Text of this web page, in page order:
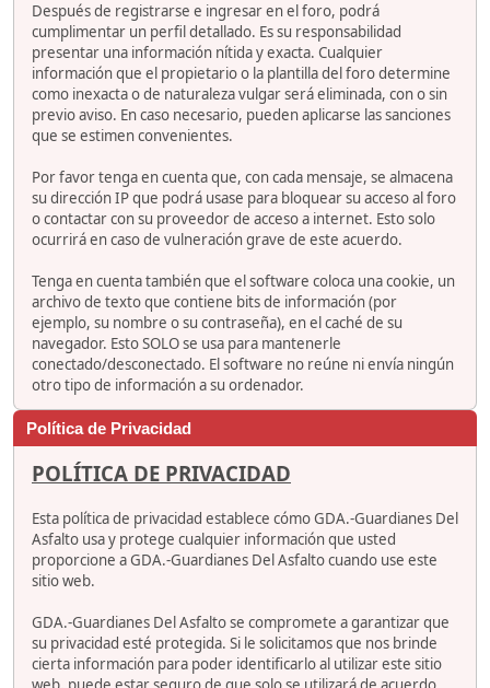
Después de registrarse e ingresar en el foro, podrá
cumplimentar un perfil detallado. Es su responsabilidad
presentar una información nítida y exacta. Cualquier
información que el propietario o la plantilla del foro determine
como inexacta o de naturaleza vulgar será eliminada, con o sin
previo aviso. En caso necesario, pueden aplicarse las sanciones
que se estimen convenientes.
Por favor tenga en cuenta que, con cada mensaje, se almacena
su dirección IP que podrá usase para bloquear su acceso al foro
o contactar con su proveedor de acceso a internet. Esto solo
ocurrirá en caso de vulneración grave de este acuerdo.
Tenga en cuenta también que el software coloca una cookie, un
archivo de texto que contiene bits de información (por
ejemplo, su nombre o su contraseña), en el caché de su
navegador. Esto SOLO se usa para mantenerle
conectado/desconectado. El software no reúne ni envía ningún
otro tipo de información a su ordenador.
Política de Privacidad
POLÍTICA DE PRIVACIDAD
Esta política de privacidad establece cómo GDA.-Guardianes Del
Asfalto usa y protege cualquier información que usted
proporcione a GDA.-Guardianes Del Asfalto cuando use este
sitio web.
GDA.-Guardianes Del Asfalto se compromete a garantizar que
su privacidad esté protegida. Si le solicitamos que nos brinde
cierta información para poder identificarlo al utilizar este sitio